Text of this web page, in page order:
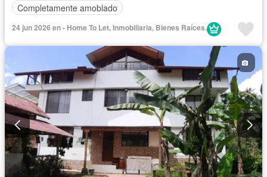
Completamente amoblado
24 jun 2026 en - Home To Let, Inmobiliaria, Bienes Raíces.